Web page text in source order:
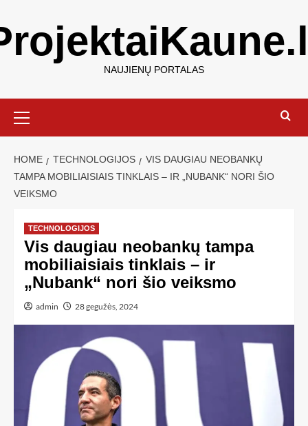
NAUJIENŲ PORTALAS
HOME TECHNOLOGIJOS
VIS DAUGIAU NEOBANKŲ
TAMPA MOBILIAISIAIS TINKLAIS – IR „NUBANK“ NORI ŠIO
VEIKSMO
TECHNOLOGIJOS
Vis daugiau neobankų tampa
mobiliaisiais tinklais – ir
„Nubank“ nori šio veiksmo
admin 28 gegužės, 2024